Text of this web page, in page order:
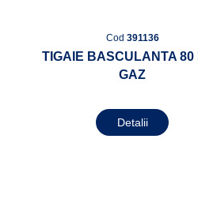
Cod 391136
TIGAIE BASCULANTA 80
GAZ
Detalii